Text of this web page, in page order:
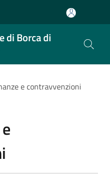
di Borca di
e contravvenzioni